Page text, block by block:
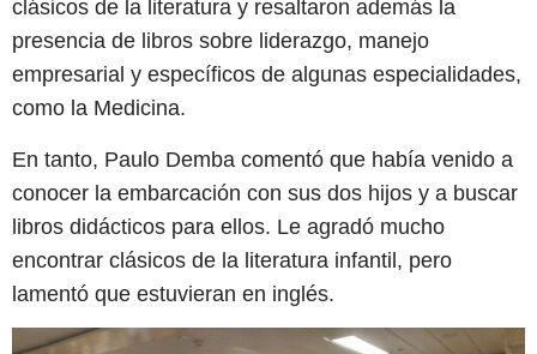
clásicos de la literatura y resaltaron además la
presencia de libros sobre liderazgo, manejo
empresarial y específicos de algunas especialidades,
como la Medicina.
En tanto, Paulo Demba comentó que había venido a
conocer la embarcación con sus dos hijos y a buscar
libros didácticos para ellos. Le agradó mucho
encontrar clásicos de la literatura infantil, pero
lamentó que estuvieran en inglés.